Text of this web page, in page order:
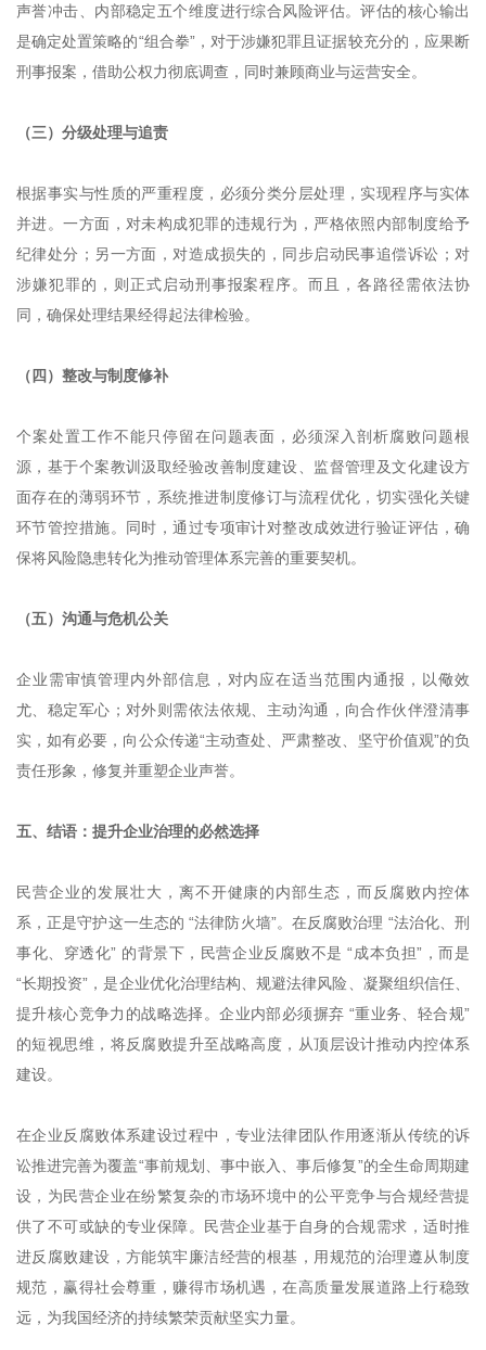
声誉冲击、内部稳定五个维度进行综合风险评估。评估的核心输出
是确定处置策略的“组合拳”，对于涉嫌犯罪且证据较充分的，应果断
刑事报案，借助公权力彻底调查，同时兼顾商业与运营安全。
（三）分级处理与追责
根据事实与性质的严重程度，必须分类分层处理，实现程序与实体
并进。一方面，对未构成犯罪的违规行为，严格依照内部制度给予
纪律处分；另一方面，对造成损失的，同步启动民事追偿诉讼；对
涉嫌犯罪的，则正式启动刑事报案程序。而且，各路径需依法协
同，确保处理结果经得起法律检验。
（四）整改与制度修补
个案处置工作不能只停留在问题表面，必须深入剖析腐败问题根
源，基于个案教训汲取经验改善制度建设、监督管理及文化建设方
面存在的薄弱环节，系统推进制度修订与流程优化，切实强化关键
环节管控措施。同时，通过专项审计对整改成效进行验证评估，确
保将风险隐患转化为推动管理体系完善的重要契机。
（五）沟通与危机公关
企业需审慎管理内外部信息，对内应在适当范围内通报，以儆效
尤、稳定军心；对外则需依法依规、主动沟通，向合作伙伴澄清事
实，如有必要，向公众传递“主动查处、严肃整改、坚守价值观”的负
责任形象，修复并重塑企业声誉。
五、结语：提升企业治理的必然选择
民营企业的发展壮大，离不开健康的内部生态，而反腐败内控体
系，正是守护这一生态的 “法律防火墙”。在反腐败治理 “法治化、刑
事化、穿透化” 的背景下，民营企业反腐败不是 “成本负担”，而是
“长期投资”，是企业优化治理结构、规避法律风险、凝聚组织信任、
提升核心竞争力的战略选择。企业内部必须摒弃 “重业务、轻合规”
的短视思维，将反腐败提升至战略高度，从顶层设计推动内控体系
建设。
在企业反腐败体系建设过程中，专业法律团队作用逐渐从传统的诉
讼推进完善为覆盖“事前规划、事中嵌入、事后修复”的全生命周期建
设，为民营企业在纷繁复杂的市场环境中的公平竞争与合规经营提
供了不可或缺的专业保障。民营企业基于自身的合规需求，适时推
进反腐败建设，方能筑牢廉洁经营的根基，用规范的治理遵从制度
规范，赢得社会尊重，赚得市场机遇，在高质量发展道路上行稳致
远，为我国经济的持续繁荣贡献坚实力量。